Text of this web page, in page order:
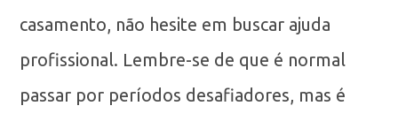
casamento, não hesite em buscar ajuda
profissional. Lembre-se de que é normal
passar por períodos desafiadores, mas é